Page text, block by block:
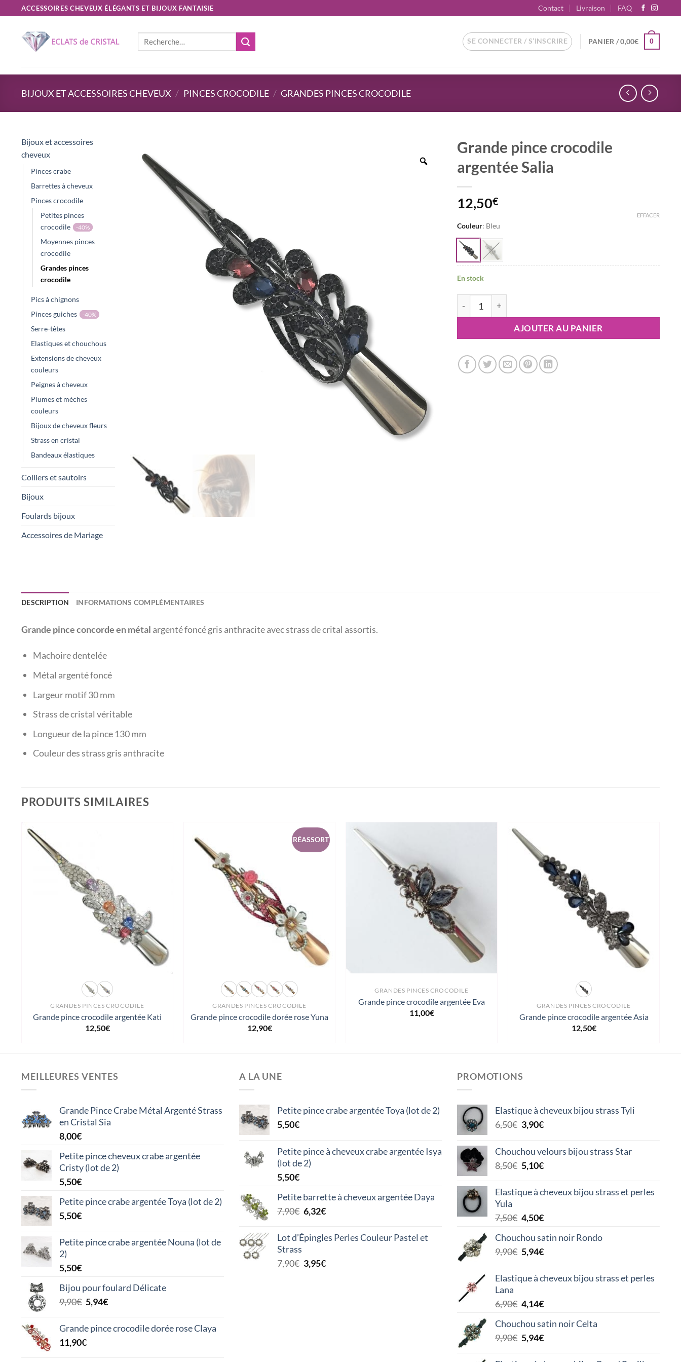
Passer
contenu
ACCESSOIRES CHEVEUX ÉLÉGANTS ET BIJOUX FANTAISIE Contact Livraison FAQ
SE CONNECTER / S’INSCRIRE PANIER /0,00€ 0
BIJOUX ET ACCESSOIRES CHEVEUX / PINCES CROCODILE / GRANDES PINCES CROCODILE
Bijoux et accessoires
cheveux
Pinces crabe
Barrettes à cheveux
Pinces crocodile
Petites pinces
crocodile
-40%
Moyennes pinces
crocodile
Grandes pinces
crocodile
Pics à chignons
Pinces guiches
-40%
Serre-têtes
Elastiques et chouchous
Extensions de cheveux
couleurs
Peignes à cheveux
Plumes et mèches
couleurs
Bijoux de cheveux fleurs
Strass en cristal
Bandeaux élastiques
Colliers et sautoirs
Bijoux
Foulards bijoux
Accessoires de Mariage
Grande pince crocodile
argentée Salia
12,50€
Couleur: Bleu
EFFACER
En stock
AJOUTER AU PANIER
DESCRIPTION INFORMATIONS COMPLÉMENTAIRES
Grande pince concorde en métal argenté foncé gris anthracite avec strass de crital assortis.
Machoire dentelée
Métal argenté foncé
Largeur motif 30 mm
Strass de cristal véritable
Longueur de la pince 130 mm
Couleur des strass gris anthracite
PRODUITS SIMILAIRES
Ajouter à la wishlist
GRANDES PINCES CROCODILE
Grande pince crocodile argentée Kati
12,50€
RÉASSORT
Ajouter à la wishlist
GRANDES PINCES CROCODILE
Grande pince crocodile dorée rose Yuna
12,90€
Ajouter à la wishlist
GRANDES PINCES CROCODILE
Grande pince crocodile argentée Eva
11,00€
Ajouter à la wishlist
GRANDES PINCES CROCODILE
Grande pince crocodile argentée Asia
12,50€
MEILLEURES VENTES
Grande Pince Crabe Métal Argenté Strass
en Cristal Sia
8,00€
Petite pince cheveux crabe argentée
Cristy (lot de 2)
5,50€
Petite pince crabe argentée Toya (lot de 2)
5,50€
Petite pince crabe argentée Nouna (lot de
2)
5,50€
Bijou pour foulard Délicate
9,90€ Le
initial
était :
9,90€.
5,94€Le
actuel
Grande pince crocodile dorée rose Claya
11,90€
A LA UNE
Petite pince crabe argentée Toya (lot de 2)
5,50€
Petite pince à cheveux crabe argentée Isya
(lot de 2)
5,50€
Petite barrette à cheveux argentée Daya
7,90€ Le
initial
était :
6,32€Le
actuel
Lot d’Épingles Perles Couleur Pastel et
Strass
7,90€ Le
3,95€Le
PROMOTIONS
Elastique à cheveux bijou strass Tyli
6,50€ Le
initial
6,50€.
3,90€Le
actuel
3,90€.
Chouchou velours bijou strass Star
8,50€ Le
initial
était :
5,10€Le
actuel
Elastique à cheveux bijou strass et perles
Yula
7,50€ Le
initial
était :
4,50€Le
actuel
est :
Chouchou satin noir Rondo
9,90€ Le
initial
était :
5,94€Le
actuel
Elastique à cheveux bijou strass et perles
Lana
6,90€ Le
initial
était :
4,14€Le
actuel
est :
Chouchou satin noir Celta
9,90€ Le
5,94€Le